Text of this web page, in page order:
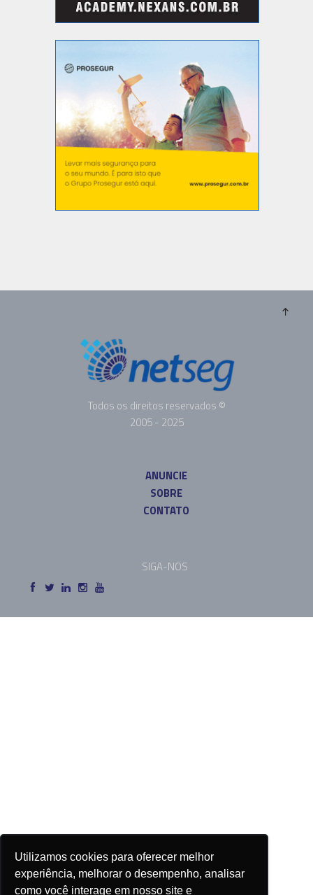
Utilizamos cookies para oferecer melhor
experiência, melhorar o desempenho, analisar
como você interage em nosso site e
Todos os direitos reservados ©
2005 - 2025
ANUNCIE
SOBRE
CONTATO
SIGA-NOS